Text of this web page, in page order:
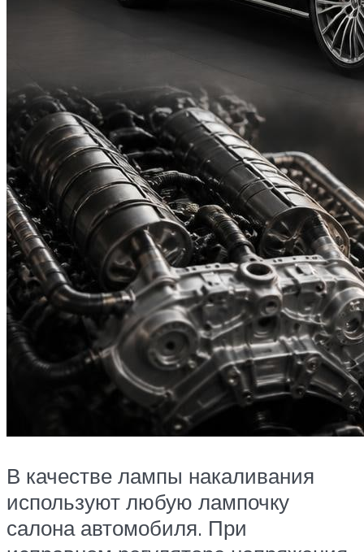
В качестве лампы накаливания
используют любую лампочку
салона автомобиля. При